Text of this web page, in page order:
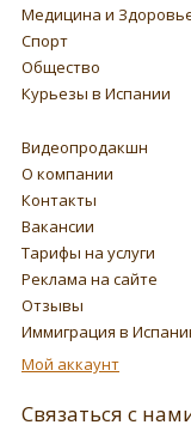
Медицина и
Спорт
Общество
Курьезы в Испании
Видеопродакшн
О компании
Контакты
Вакансии
Тарифы на услуги
Реклама на сайте
Отзывы
Иммиграция в
Мой аккаунт
Связаться с